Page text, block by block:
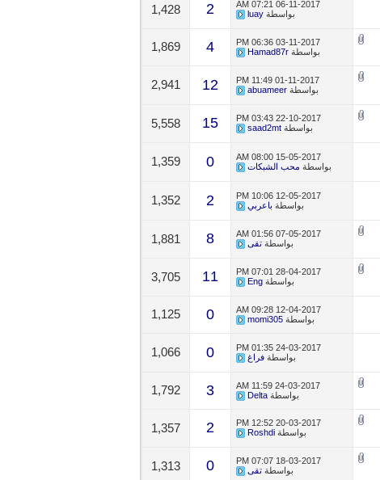
06-11-2017
07:21 AM
بواسطةluay
2
1,428
03-11-2017
06:36 PM
بواسطةHamad87r
4
1,869
01-11-2017
11:49 PM
بواسطةabuameer
12
2,941
22-10-2017
03:43 PM
بواسطةsaad2mt
15
5,558
15-05-2017
08:00 AM
بواسطة محب الشبكات 0
1,359
12-05-2017
10:06 PM
بواسطة باعربي 2
1,352
07-05-2017
01:56 AM
بواسطةتقى 8
1,881
28-04-2017
07:01 PM
بواسطةEng
11
3,705
12-04-2017
09:28 AM
بواسطةmomi305
0
1,125
24-03-2017
01:35 PM
بواسطةفراغ 0
1,066
24-03-2017
11:59 AM
بواسطةDelta
3
1,792
20-03-2017
12:52 PM
بواسطةRoshdi
2
1,357
18-03-2017
07:07 PM
بواسطةتقى 0
1,313